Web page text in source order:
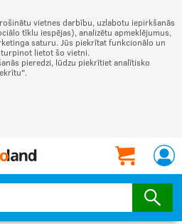
vietnes darbību, uzlabotu iepirkšanās
tīklu iespējas), analizētu apmeklējumus,
saturu. Jūs piekrītat funkcionālo un
lietot šo vietni.
pieredzi, lūdzu piekrītiet analītisko